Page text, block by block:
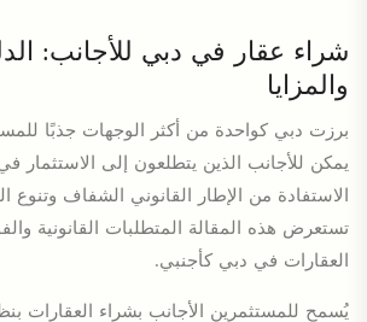
شراء عقار في دبي للأجانب:
والمزايا
برزت دبي كواحدة من أكثر الوجهات جذبًا
يمكن للأجانب الذين يتطلعون إلى الاستثمار
الاستفادة من الإطار القانوني الشفاف وتنوع
تستعرض هذه المقالة المتطلبات القانونية
العقارات في دبي كأجنبي.
يُسمح للمستثمرين الأجانب بشراء العقارات